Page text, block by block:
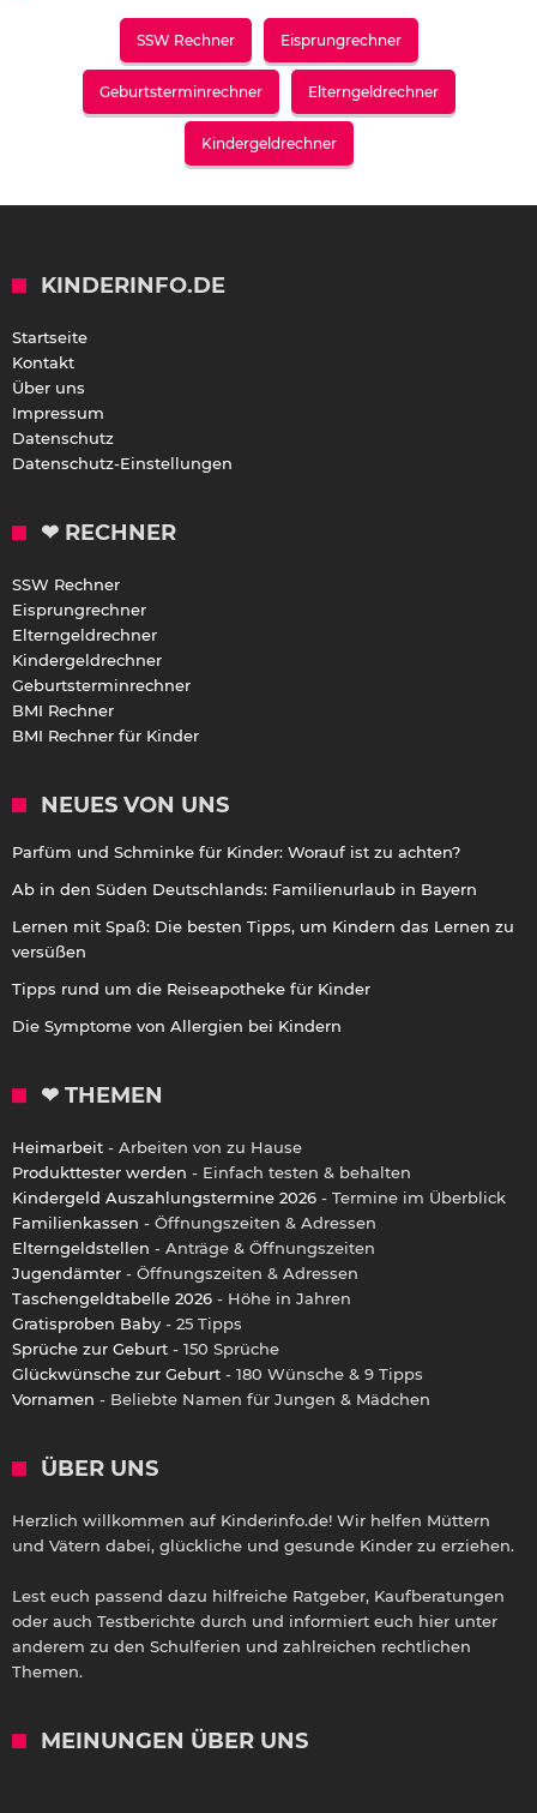
SSW Rechner Eisprungrechner
Geburtsterminrechner Elterngeldrechner
Kindergeldrechner
KINDERINFO.DE
Startseite
Kontakt
Über uns
Impressum
Datenschutz
Datenschutz-Einstellungen
❤ RECHNER
SSW Rechner
Eisprungrechner
Elterngeldrechner
Kindergeldrechner
Geburtsterminrechner
BMI Rechner
BMI Rechner für Kinder
NEUES VON UNS
Parfüm und Schminke für Kinder: Worauf ist zu achten?
Ab in den Süden Deutschlands: Familienurlaub in Bayern
Lernen mit Spaß: Die besten Tipps, um Kindern das Lernen zu
versüßen
Tipps rund um die Reiseapotheke für Kinder
Die Symptome von Allergien bei Kindern
❤ THEMEN
Heimarbeit - Arbeiten von zu Hause
Produkttester werden - Einfach testen & behalten
Kindergeld Auszahlungstermine 2026 - Termine im Überblick
Familienkassen - Öffnungszeiten & Adressen
Elterngeldstellen - Anträge & Öffnungszeiten
Jugendämter - Öffnungszeiten & Adressen
Taschengeldtabelle 2026 - Höhe in Jahren
Gratisproben Baby - 25 Tipps
Sprüche zur Geburt - 150 Sprüche
Glückwünsche zur Geburt - 180 Wünsche & 9 Tipps
Vornamen - Beliebte Namen für Jungen & Mädchen
ÜBER UNS
Herzlich willkommen auf Kinderinfo.de! Wir helfen Müttern
und Vätern dabei, glückliche und gesunde Kinder zu erziehen.
Lest euch passend dazu hilfreiche Ratgeber, Kaufberatungen
oder auch Testberichte durch und informiert euch hier unter
anderem zu den Schulferien und zahlreichen rechtlichen
Themen.
MEINUNGEN ÜBER UNS